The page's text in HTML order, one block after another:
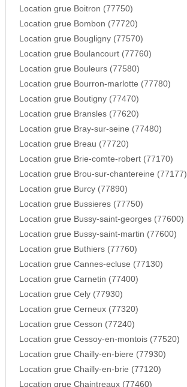
Location grue Boitron (77750)
Location grue Bombon (77720)
Location grue Bougligny (77570)
Location grue Boulancourt (77760)
Location grue Bouleurs (77580)
Location grue Bourron-marlotte (77780)
Location grue Boutigny (77470)
Location grue Bransles (77620)
Location grue Bray-sur-seine (77480)
Location grue Breau (77720)
Location grue Brie-comte-robert (77170)
Location grue Brou-sur-chantereine (77177)
Location grue Burcy (77890)
Location grue Bussieres (77750)
Location grue Bussy-saint-georges (77600)
Location grue Bussy-saint-martin (77600)
Location grue Buthiers (77760)
Location grue Cannes-ecluse (77130)
Location grue Carnetin (77400)
Location grue Cely (77930)
Location grue Cerneux (77320)
Location grue Cesson (77240)
Location grue Cessoy-en-montois (77520)
Location grue Chailly-en-biere (77930)
Location grue Chailly-en-brie (77120)
Location grue Chaintreaux (77460)